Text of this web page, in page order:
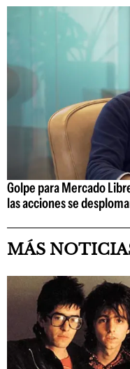
Golpe para Mercado
las acciones se
MÁS